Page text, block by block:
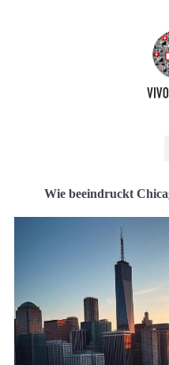
Wie beeindruckt